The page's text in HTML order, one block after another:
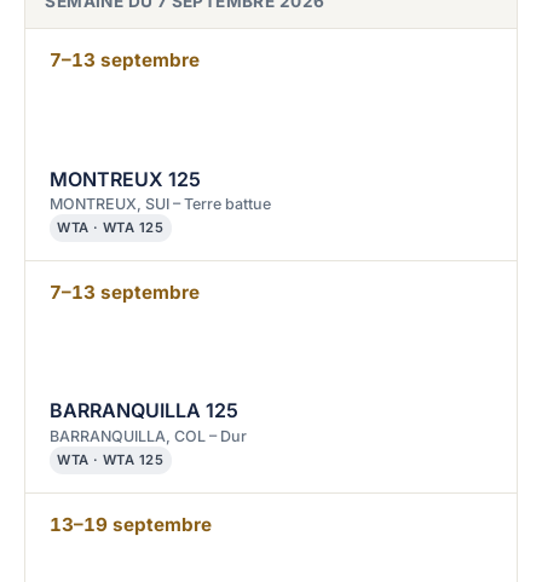
7–13 septembre
MONTREUX 125
MONTREUX, SUI – Terre battue
WTA · WTA 125
7–13 septembre
BARRANQUILLA 125
BARRANQUILLA, COL – Dur
WTA · WTA 125
13–19 septembre